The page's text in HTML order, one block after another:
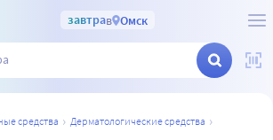
завтрав Омск
средства
дерматологические средства